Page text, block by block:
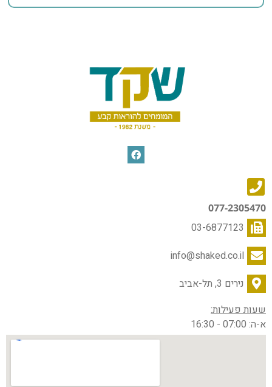
077-2305470
03-6877123
info@shaked.co.il
נירים 3, תל-אביב
שעות פעילות:
א-ה: 07:00 - 16:30